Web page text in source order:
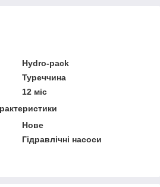
Hydro-pack
Туреччина
12 міс
Нове
Гідравлічні насоси